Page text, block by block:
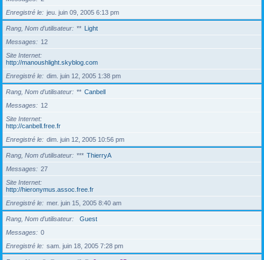
Enregistré le
jeu. juin 09, 2005 6:13 pm
Rang, Nom d’utilisateur ** Light
Messages
12
Site Internet
http://manoushlight.skyblog.com
Enregistré le
dim. juin 12, 2005 1:38 pm
Rang, Nom d’utilisateur ** Canbell
Messages
12
Site Internet
http://canbell.free.fr
Enregistré le
dim. juin 12, 2005 10:56 pm
Rang, Nom d’utilisateur *** ThierryA
Messages
27
Site Internet
http://hieronymus.assoc.free.fr
Enregistré le
mer. juin 15, 2005 8:40 am
Rang, Nom d’utilisateur
Guest
Messages
0
Enregistré le
sam. juin 18, 2005 7:28 pm